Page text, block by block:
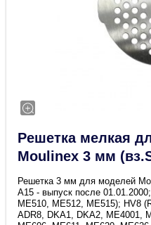
Решетка мелкая
Moulinex 3 мм
Решетка 3 мм для моделей
А15 - выпуск после
ME510, ME512, ME515); HV8
ADR8, DKA1, DKA2, ME4001,